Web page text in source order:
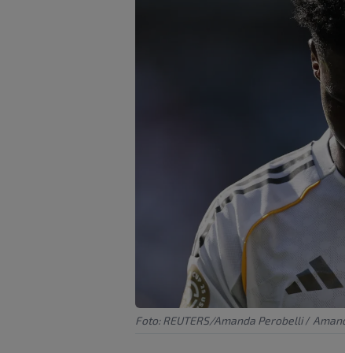
Foto: REUTERS/Amanda Perobelli /